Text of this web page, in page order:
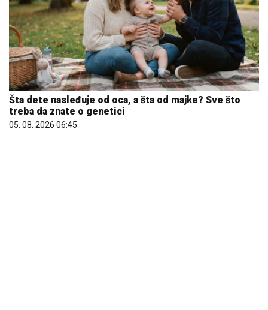
Šta dete nasleđuje od oca, a šta od majke? Sve što
treba da znate o genetici
05. 08. 2026 06:45